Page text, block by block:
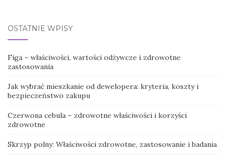
OSTATNIE WPISY
Figa – właściwości, wartości odżywcze i zdrowotne
zastosowania
Jak wybrać mieszkanie od dewelopera: kryteria, koszty i
bezpieczeństwo zakupu
Czerwona cebula – zdrowotne właściwości i korzyści
zdrowotne
Skrzyp polny: Właściwości zdrowotne, zastosowanie i badania